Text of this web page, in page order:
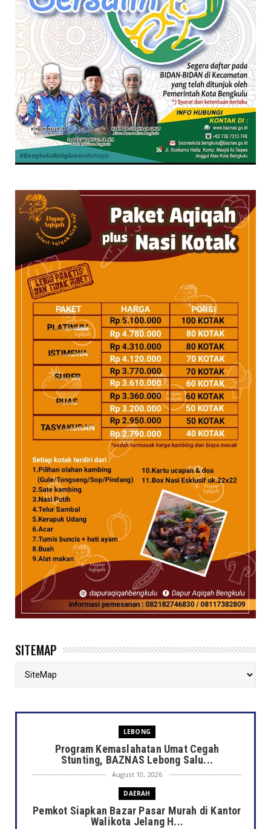
SITEMAP
LEBONG
Program Kemaslahatan Umat Cegah
Stunting, BAZNAS Lebong Salu...
August 10, 2026
DAERAH
Pemkot Siapkan Bazar Pasar Murah di Kantor
Walikota Jelang H...